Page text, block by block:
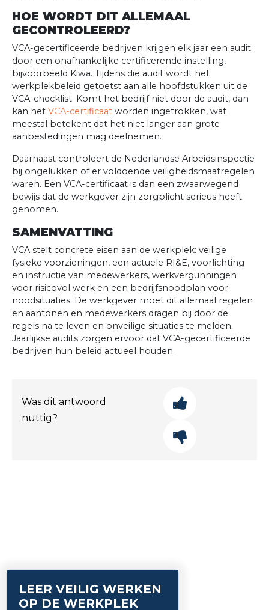
HOE WORDT DIT ALLEMAAL
GECONTROLEERD?
VCA-gecertificeerde bedrijven krijgen elk jaar een audit
door een onafhankelijke certificerende instelling,
bijvoorbeeld Kiwa. Tijdens die audit wordt het
werkplekbeleid getoetst aan alle hoofdstukken uit de
VCA-checklist. Komt het bedrijf niet door de audit, dan
kan het VCA-certificaat worden ingetrokken, wat
meestal betekent dat het niet langer aan grote
aanbestedingen mag deelnemen.
Daarnaast controleert de Nederlandse Arbeidsinspectie
bij ongelukken of er voldoende veiligheidsmaatregelen
waren. Een VCA-certificaat is dan een zwaarwegend
bewijs dat de werkgever zijn zorgplicht serieus heeft
genomen.
SAMENVATTING
VCA stelt concrete eisen aan de werkplek: veilige
fysieke voorzieningen, een actuele RI&E, voorlichting
en instructie van medewerkers, werkvergunningen
voor risicovol werk en een bedrijfsnoodplan voor
noodsituaties. De werkgever moet dit allemaal regelen
en aantonen en medewerkers dragen bij door de
regels na te leven en onveilige situaties te melden.
Jaarlijkse audits zorgen ervoor dat VCA-gecertificeerde
bedrijven hun beleid actueel houden.
Was dit antwoord
nuttig?
LEER VEILIG WERKEN
OP DE WERKPLEK